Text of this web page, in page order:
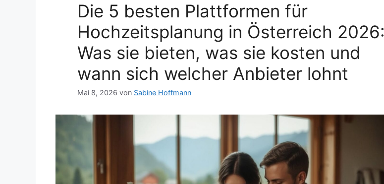
Die 5 besten Plattformen für
Hochzeitsplanung in Österreich 2026:
Was sie bieten, was sie kosten und
wann sich welcher Anbieter lohnt
Mai 8, 2026 von Sabine Hoffmann